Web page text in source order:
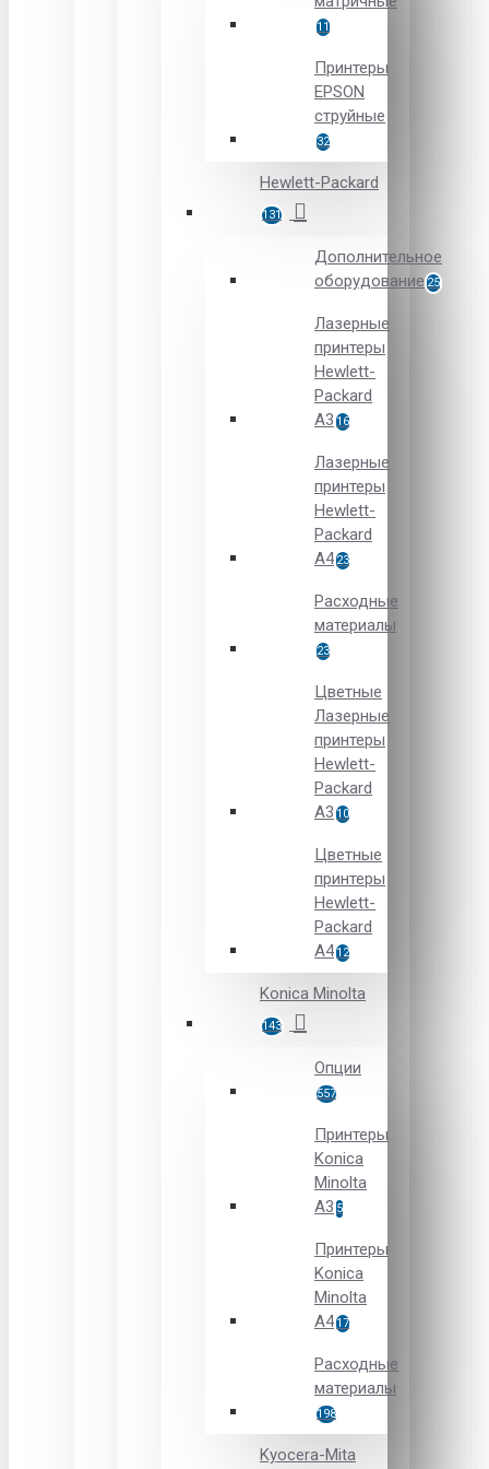
11
Принтеры
EPSON
струйные
32
Hewlett-Packard
131
Дополнительное
оборудование 25
Лазерные
принтеры
Hewlett-
Packard
A3 16
Лазерные
принтеры
Hewlett-
Packard
A423
Расходные
материалы
23
Цветные
Лазерные
принтеры
Hewlett-
Packard
A3 10
Цветные
принтеры
Hewlett-
Packard
А412
Konica Minolta
143
Опции
557
Принтеры
Konica
Minolta
A3 5
Принтеры
Konica
Minolta
A417
Расходные
материалы
198
Kyocera-Mita